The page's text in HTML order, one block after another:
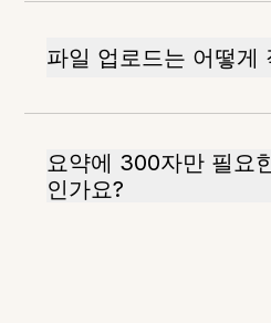
파일 업로드는 어떻게
요약에 300자만 필요
인가요?